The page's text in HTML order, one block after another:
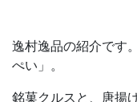
逸村逸品の紹介です
ぺい」。
銘菓クルスと、唐揚